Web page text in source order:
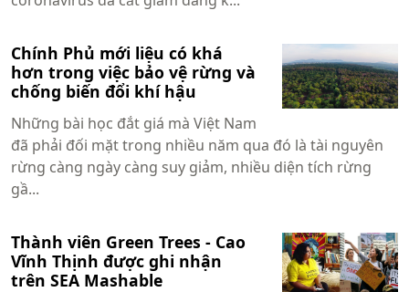
Chính Phủ mới liệu có khá
hơn trong việc bảo vệ rừng và
chống biến đổi khí hậu
Những bài học đắt giá mà Việt Nam
đã phải đối mặt trong nhiều năm qua đó là tài nguyên
rừng càng ngày càng suy giảm, nhiều diện tích rừng
gầ...
Thành viên Green Trees - Cao
Vĩnh Thịnh được ghi nhận
trên SEA Mashable